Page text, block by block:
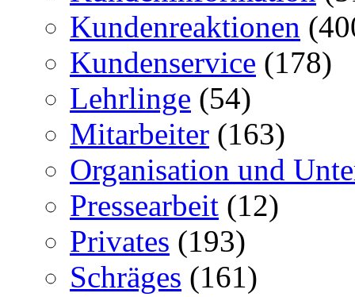
Kundenreaktionen
Kundenservice (178)
Lehrlinge (54)
Mitarbeiter (163)
Organisation und
Pressearbeit (12)
Privates (193)
Schräges (161)